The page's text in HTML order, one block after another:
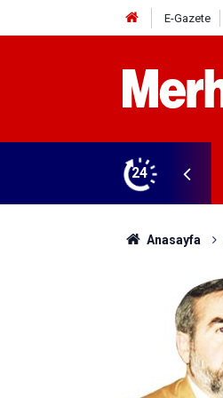
E-Gazete
24
Anasayfa